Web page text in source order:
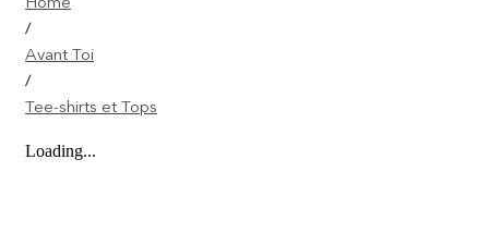
/
Avant Toi
/
Tee-shirts et Tops
Loading...